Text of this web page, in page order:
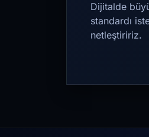
Dijitalde
standardı
netleştiririz.